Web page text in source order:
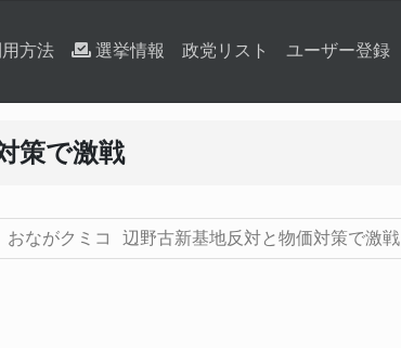
方法 選挙情報 政党リスト ユーザー登録
策で激戦
ながクミコ 辺野古新基地反対と物価対策で激戦